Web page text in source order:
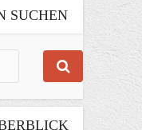
SUCHEN